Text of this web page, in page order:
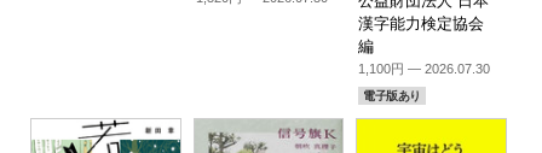
漢字能力検定協会
編
1,100円 — 2026.07.30
電子版あり